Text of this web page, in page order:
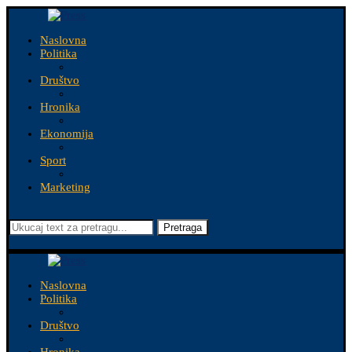
Naslovna
Politika
Društvo
Hronika
Ekonomija
Sport
Marketing
Pretraga
Naslovna
Politika
Društvo